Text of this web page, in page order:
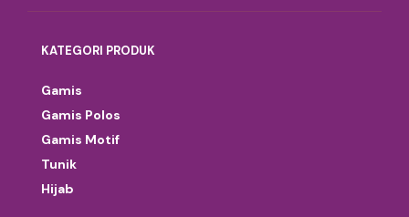
KATEGORI PRODUK
Gamis
Gamis Polos
Gamis Motif
Tunik
Hijab